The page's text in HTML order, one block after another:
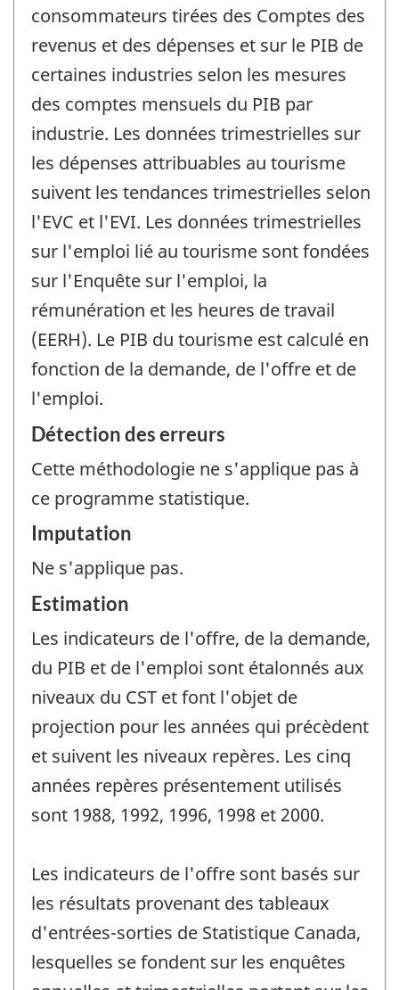
consommateurs tirées des Comptes des
revenus et des dépenses et sur le PIB de
certaines industries selon les mesures
des comptes mensuels du PIB par
industrie. Les données trimestrielles sur
les dépenses attribuables au tourisme
suivent les tendances trimestrielles selon
l'EVC et l'EVI. Les données trimestrielles
sur l'emploi lié au tourisme sont fondées
sur l'Enquête sur l'emploi, la
rémunération et les heures de travail
(EERH). Le PIB du tourisme est calculé en
fonction de la demande, de l'offre et de
l'emploi.
Détection des erreurs
Cette méthodologie ne s'applique pas à
ce programme statistique.
Imputation
Ne s'applique pas.
Estimation
Les indicateurs de l'offre, de la demande,
du PIB et de l'emploi sont étalonnés aux
niveaux du CST et font l'objet de
projection pour les années qui précèdent
et suivent les niveaux repères. Les cinq
années repères présentement utilisés
sont 1988, 1992, 1996, 1998 et 2000.
Les indicateurs de l'offre sont basés sur
les résultats provenant des tableaux
d'entrées-sorties de Statistique Canada,
lesquelles se fondent sur les enquêtes